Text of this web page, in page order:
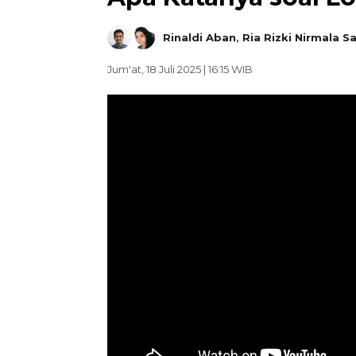
Rinaldi Aban, Ria Rizki Nirmala
Jum'at, 18 Juli 2025 | 16:15 WIB